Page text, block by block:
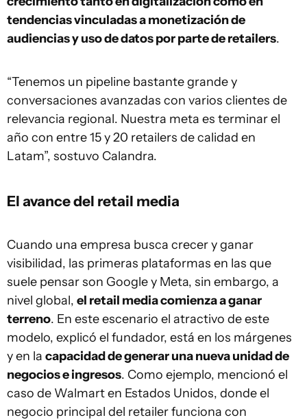
tendencias vinculadas a monetización de
audiencias y uso de datos por parte de retailers.
“Tenemos un pipeline bastante grande y
conversaciones avanzadas con varios clientes de
relevancia regional. Nuestra meta es terminar el
año con entre 15 y 20 retailers de calidad en
Latam”, sostuvo Calandra.
El avance del retail media
Cuando una empresa busca crecer y ganar
visibilidad, las primeras plataformas en las que
suele pensar son Google y Meta, sin embargo, a
nivel global, el retail media comienza a ganar
terreno. En este escenario el atractivo de este
modelo, explicó el fundador, está en los márgenes
y en la capacidad de generar una nueva unidad de
negocios e ingresos. Como ejemplo, mencionó el
caso de Walmart en Estados Unidos, donde el
negocio principal del retailer funciona con